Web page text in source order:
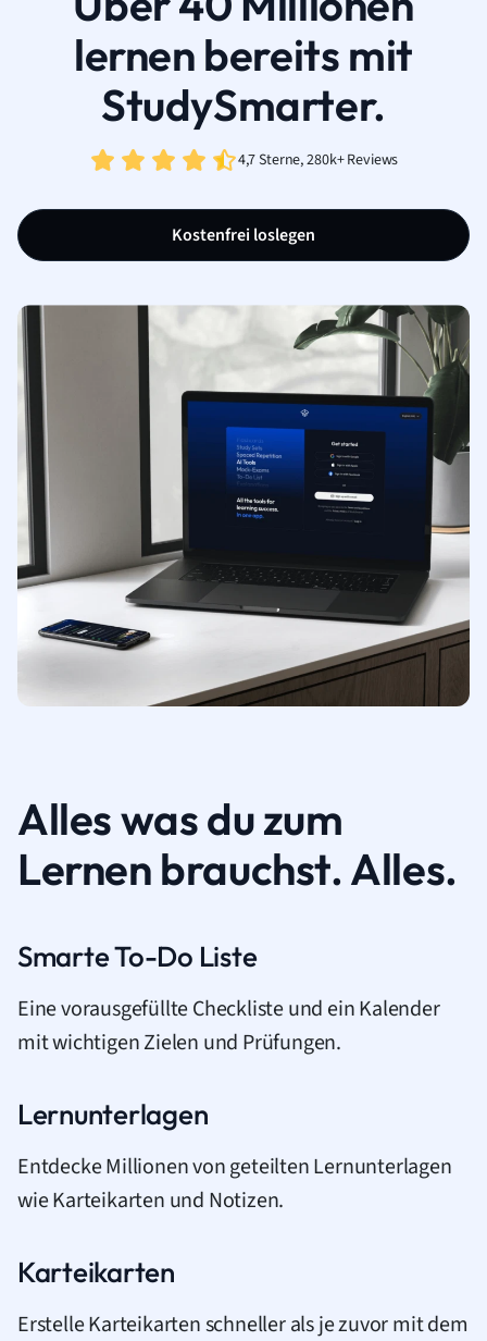
lernen bereits mit
StudySmarter.
4,7 Sterne, 280k+ Reviews
Kostenfrei loslegen
Alles was du zum
Lernen brauchst. Alles.
Smarte To-Do Liste
Eine vorausgefüllte Checkliste und ein Kalender
mit wichtigen Zielen und Prüfungen.
Lernunterlagen
Entdecke Millionen von geteilten Lernunterlagen
wie Karteikarten und Notizen.
Karteikarten
Erstelle Karteikarten schneller als je zuvor mit dem